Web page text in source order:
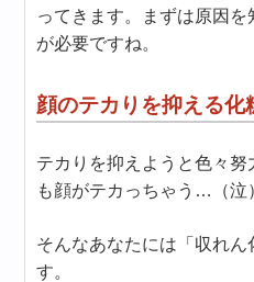
ってきます。まずは原因
が必要ですね。
顔のテカりを抑える化
テカりを抑えようと色々
も顔がテカっちゃう…（泣
そんなあなたには「収れ
す。